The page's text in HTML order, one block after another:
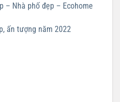
– Nhà phố đẹp – Ecohome
ấn tượng năm 2022